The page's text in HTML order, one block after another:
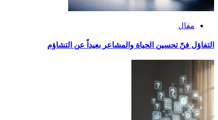
مقال
التفاؤل فنّ تحسين الحياة والمشاعر بعيداً عن التشاؤم